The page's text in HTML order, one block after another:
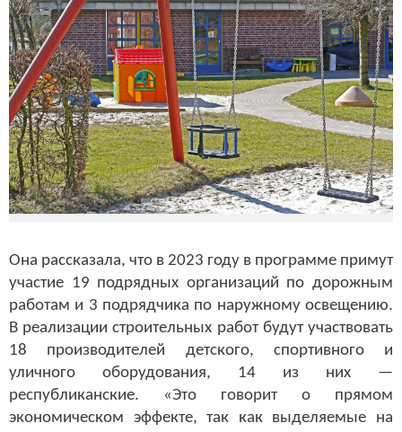
Она рассказала, что в 2023 году в программе примут
участие 19 подрядных организаций по дорожным
работам и 3 подрядчика по наружному освещению.
В реализации строительных работ будут участвовать
18 производителей детского, спортивного и
уличного оборудования, 14 из них —
республиканские. «Это говорит о прямом
экономическом эффекте, так как выделяемые на